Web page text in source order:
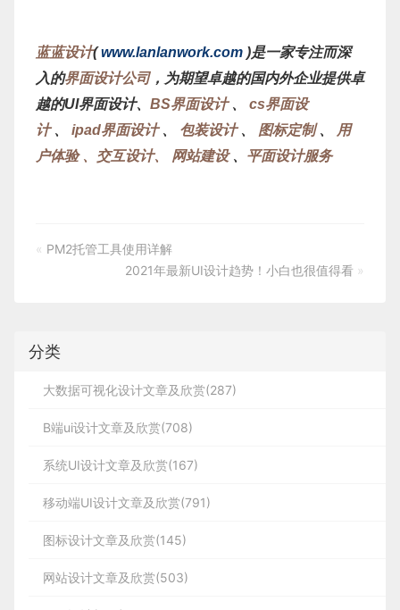
蓝蓝设计(www.lanlanwork.com )是一家专注而深
入的界面设计公司，为期望卓越的国内外企业提供卓
越的UI界面设计、 BS界面设计 、 cs界面设
计 、 ipad界面设计 、 包装设计 、 图标定制、
用
户体验 、交互设计、 网站建设 、 平面设计服务
« PM2托管工具使用详解
2021年最新UI设计趋势！小白也很值得看 »
分类
大数据可视化设计文章及欣赏(287)
B端ui设计文章及欣赏(708)
系统UI设计文章及欣赏(167)
移动端UI设计文章及欣赏(791)
图标设计文章及欣赏(145)
网站设计文章及欣赏(503)